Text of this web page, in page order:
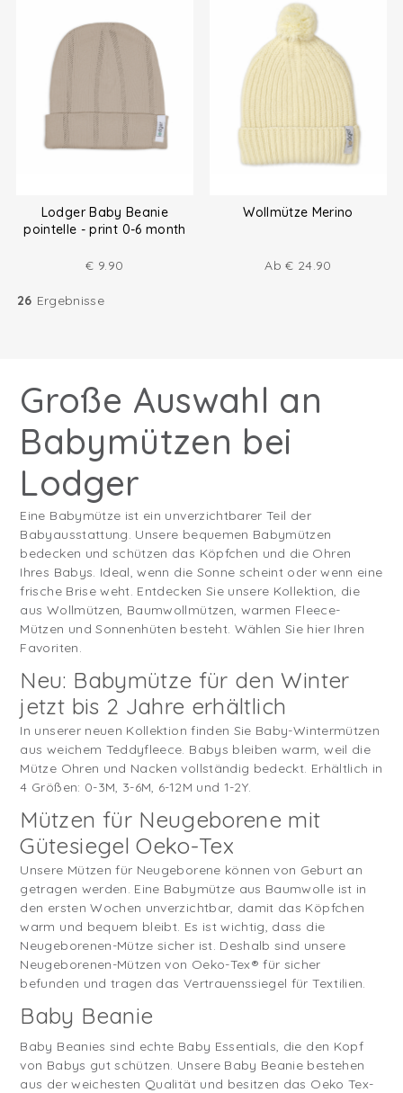
Lodger Baby Beanie
pointelle - print 0-6 month
€ 9.90
Wollmütze Merino
Ab€ 24.90
26 Ergebnisse
Große Auswahl an
Babymützen bei
Lodger
Eine Babymütze ist ein unverzichtbarer Teil der
Babyausstattung. Unsere bequemen Babymützen
bedecken und schützen das Köpfchen und die Ohren
Ihres Babys. Ideal, wenn die Sonne scheint oder wenn eine
frische Brise weht. Entdecken Sie unsere Kollektion, die
aus Wollmützen, Baumwollmützen, warmen Fleece-
Mützen und Sonnenhüten besteht. Wählen Sie hier Ihren
Favoriten.
Neu: Babymütze für den Winter
jetzt bis 2 Jahre erhältlich
In unserer neuen Kollektion finden Sie Baby-Wintermützen
aus weichem Teddyfleece. Babys bleiben warm, weil die
Mütze Ohren und Nacken vollständig bedeckt. Erhältlich in
4 Größen: 0-3M, 3-6M, 6-12M und 1-2Y.
Mützen für Neugeborene mit
Gütesiegel Oeko-Tex
Unsere Mützen für Neugeborene können von Geburt an
getragen werden. Eine Babymütze aus Baumwolle ist in
den ersten Wochen unverzichtbar, damit das Köpfchen
warm und bequem bleibt. Es ist wichtig, dass die
Neugeborenen-Mütze sicher ist. Deshalb sind unsere
Neugeborenen-Mützen von Oeko-Tex® für sicher
befunden und tragen das Vertrauenssiegel für Textilien.
Baby Beanie
Baby Beanies sind echte Baby Essentials, die den Kopf
von Babys gut schützen. Unsere Baby Beanie bestehen
aus der weichesten Qualität und besitzen das Oeko Tex-